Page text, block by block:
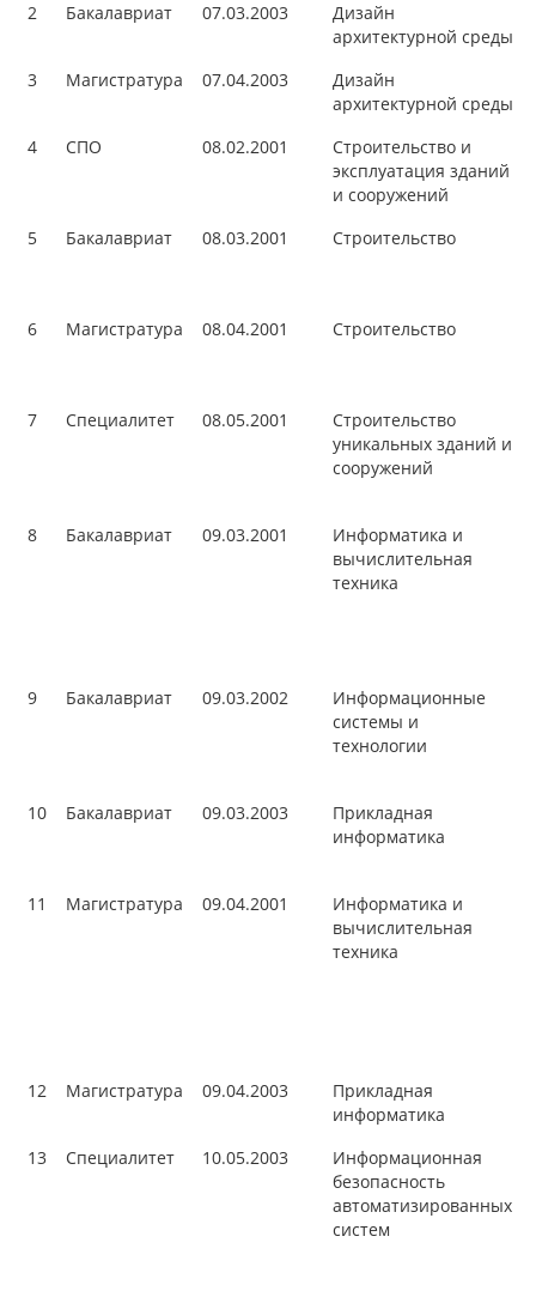
2
Бакалавриат 07.03.2003
Дизайн
архитектурной среды
3
Магистратура 07.04.2003
Дизайн
архитектурной среды
4
СПО 08.02.2001
Строительство и
эксплуатация зданий
и сооружений
5
Бакалавриат 08.03.2001 Строительство
6 Магистратура 08.04.2001 Строительство
7 Специалитет 08.05.2001
Строительство
уникальных зданий и
сооружений
8 Бакалавриат 09.03.2001
Информатика и
вычислительная
техника
9 Бакалавриат 09.03.2002
Информационные
системы и
технологии
10 Бакалавриат 09.03.2003
Прикладная
информатика
11 Магистратура 09.04.2001
Информатика и
вычислительная
техника
12 Магистратура 09.04.2003
Прикладная
информатика
13
Специалитет 10.05.2003
Информационная
безопасность
автоматизированных
систем